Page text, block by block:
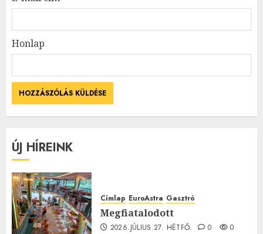
Honlap
ÚJ HÍREINK
Címlap EuroAstra Gasztró
Megfiatalodott
2026.JÚLIUS.27. HÉTFŐ. 0 0